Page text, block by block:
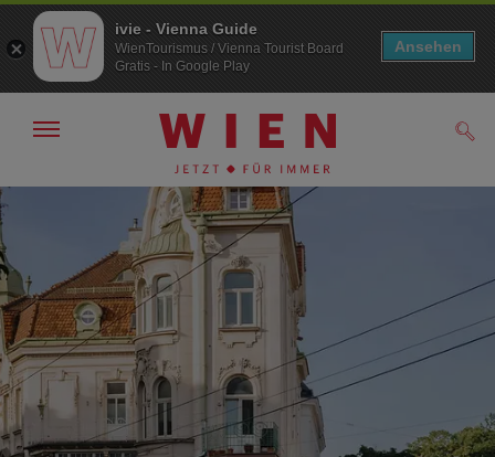
Zur
Zum
Navigation
ivie - Vienna Guide
WienTourismus / Vienna Tourist Board
Gratis - In Google Play
Ansehen